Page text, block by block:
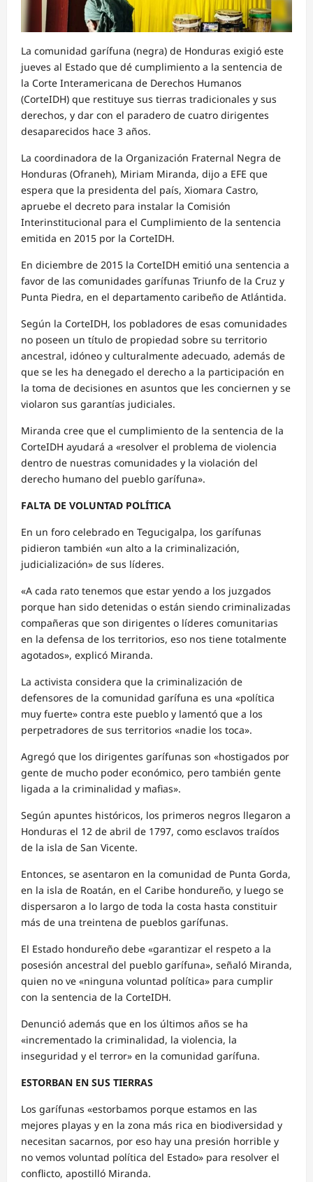
La comunidad garífuna (negra) de Honduras exigió este
jueves al Estado que dé cumplimiento a la sentencia de
la Corte Interamericana de Derechos Humanos
(CorteIDH) que restituye sus tierras tradicionales y sus
derechos, y dar con el paradero de cuatro dirigentes
desaparecidos hace 3 años.
La coordinadora de la Organización Fraternal Negra de
Honduras (Ofraneh), Miriam Miranda, dijo a EFE que
espera que la presidenta del país, Xiomara Castro,
apruebe el decreto para instalar la Comisión
Interinstitucional para el Cumplimiento de la sentencia
emitida en 2015 por la CorteIDH.
En diciembre de 2015 la CorteIDH emitió una sentencia a
favor de las comunidades garífunas Triunfo de la Cruz y
Punta Piedra, en el departamento caribeño de Atlántida.
Según la CorteIDH, los pobladores de esas comunidades
no poseen un título de propiedad sobre su territorio
ancestral, idóneo y culturalmente adecuado, además de
que se les ha denegado el derecho a la participación en
la toma de decisiones en asuntos que les conciernen y se
violaron sus garantías judiciales.
Miranda cree que el cumplimiento de la sentencia de la
CorteIDH ayudará a «resolver el problema de violencia
dentro de nuestras comunidades y la violación del
derecho humano del pueblo garífuna».
FALTA DE VOLUNTAD POLÍTICA
En un foro celebrado en Tegucigalpa, los garífunas
pidieron también «un alto a la criminalización,
judicialización» de sus líderes.
«A cada rato tenemos que estar yendo a los juzgados
porque han sido detenidas o están siendo criminalizadas
compañeras que son dirigentes o líderes comunitarias
en la defensa de los territorios, eso nos tiene totalmente
agotados», explicó Miranda.
La activista considera que la criminalización de
defensores de la comunidad garífuna es una «política
muy fuerte» contra este pueblo y lamentó que a los
perpetradores de sus territorios «nadie los toca».
Agregó que los dirigentes garífunas son «hostigados por
gente de mucho poder económico, pero también gente
ligada a la criminalidad y mafias».
Según apuntes históricos, los primeros negros llegaron a
Honduras el 12 de abril de 1797, como esclavos traídos
de la isla de San Vicente.
Entonces, se asentaron en la comunidad de Punta Gorda,
en la isla de Roatán, en el Caribe hondureño, y luego se
dispersaron a lo largo de toda la costa hasta constituir
más de una treintena de pueblos garífunas.
El Estado hondureño debe «garantizar el respeto a la
posesión ancestral del pueblo garífuna», señaló Miranda,
quien no ve «ninguna voluntad política» para cumplir
con la sentencia de la CorteIDH.
Denunció además que en los últimos años se ha
«incrementado la criminalidad, la violencia, la
inseguridad y el terror» en la comunidad garífuna.
ESTORBAN EN SUS TIERRAS
Los garífunas «estorbamos porque estamos en las
mejores playas y en la zona más rica en biodiversidad y
necesitan sacarnos, por eso hay una presión horrible y
no vemos voluntad política del Estado» para resolver el
conflicto, apostilló Miranda.